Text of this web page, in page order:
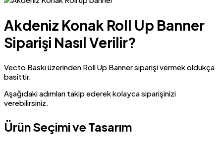
Akdeniz Konak Roll Up Banner
Siparişi Nasıl Verilir?
Vecto Baskı üzerinden Roll Up Banner siparişi vermek oldukça
basittir.
Aşağıdaki adımları takip ederek kolayca siparişinizi
verebilirsiniz.
Ürün Seçimi ve Tasarım